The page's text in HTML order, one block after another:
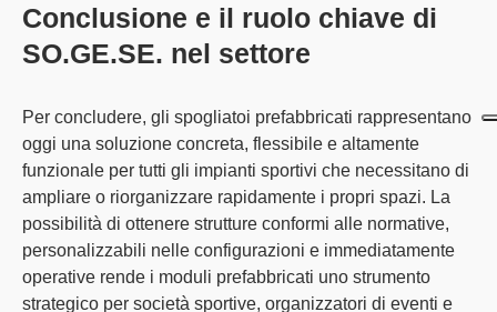
Conclusione e il ruolo chiave di
SO.GE.SE. nel settore
Per concludere, gli spogliatoi prefabbricati rappresentano
oggi una soluzione concreta, flessibile e altamente
funzionale per tutti gli impianti sportivi che necessitano di
ampliare o riorganizzare rapidamente i propri spazi. La
possibilità di ottenere strutture conformi alle normative,
personalizzabili nelle configurazioni e immediatamente
operative rende i moduli prefabbricati uno strumento
strategico per società sportive, organizzatori di eventi e